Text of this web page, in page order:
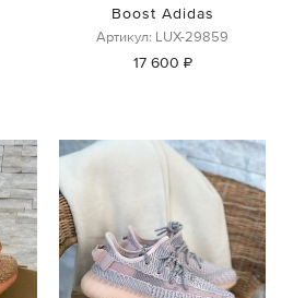
Boost Adidas
Артикул: LUX-29859
17 600 ₽